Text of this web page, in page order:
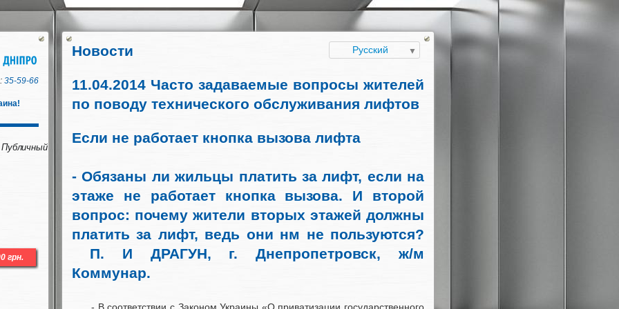
Русский
Новости
11.04.2014 Часто задаваемые вопросы жителей
по поводу технического обслуживания лифтов
Если не работает кнопка вызова лифта
- Обязаны ли жильцы платить за лифт, если на
этаже не работает кнопка вызова. И второй
вопрос: почему жители вторых этажей должны
платить за лифт, ведь они нм не пользуются?
П. И ДРАГУН, г. Днепропетровск, ж/м
Коммунар.
35-59-66